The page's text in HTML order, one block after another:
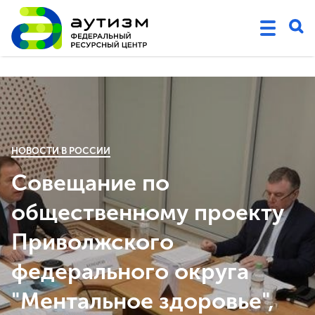
НОВОСТИ В РОССИИ
Совещание по
общественному проекту
Приволжского
федерального округа
"Ментальное здоровье",